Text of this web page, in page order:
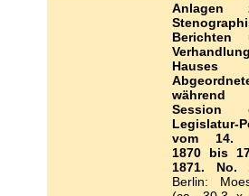
Anlagen
Berichten
Session
Legislatur-
vom 14.
1870 bis
1871.
Berlin: